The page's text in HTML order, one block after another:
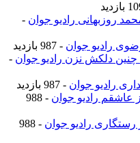
روزبهانی رادیو جوان -
رادیو جوان - 987 بازدید
چنین دلکش نزن رادیو جوان -
رادیو جوان - 987 بازدید
عاشقم رادیو جوان
- 988
رستگاری رادیو جوان
- 988